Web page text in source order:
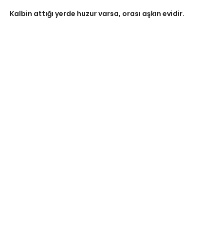
Kalbin attığı yerde huzur varsa, orası aşkın evidir.